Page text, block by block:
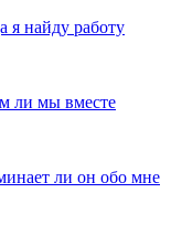
я найду работу
ли мы вместе
ли он обо мне